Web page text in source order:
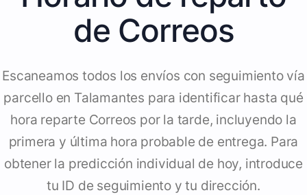
de Correos
Escaneamos todos los envíos con seguimiento vía
parcello en Talamantes para identificar hasta qué
hora reparte Correos por la tarde, incluyendo la
primera y última hora probable de entrega. Para
obtener la predicción individual de hoy, introduce
tu ID de seguimiento y tu dirección.